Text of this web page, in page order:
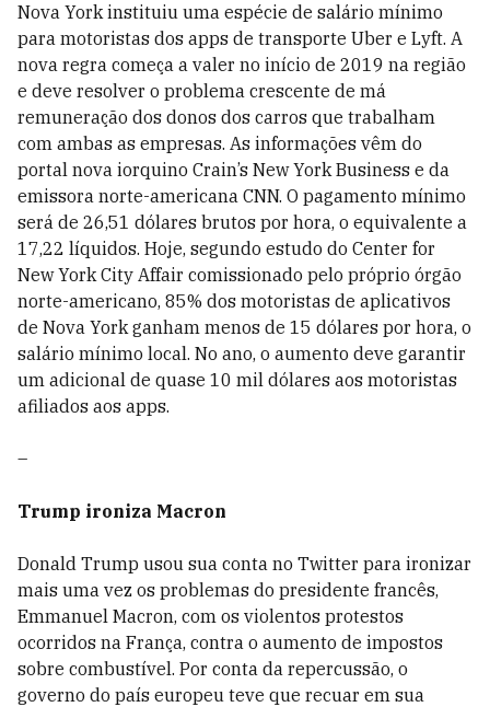
Nova York instituiu uma espécie de salário mínimo
para motoristas dos apps de transporte Uber e Lyft. A
nova regra começa a valer no início de 2019 na região
e deve resolver o problema crescente de má
remuneração dos donos dos carros que trabalham
com ambas as empresas. As informações vêm do
portal nova iorquino Crain’s New York Business e da
emissora norte-americana CNN. O pagamento mínimo
será de 26,51 dólares brutos por hora, o equivalente a
17,22 líquidos. Hoje, segundo estudo do Center for
New York City Affair comissionado pelo próprio órgão
norte-americano, 85% dos motoristas de aplicativos
de Nova York ganham menos de 15 dólares por hora, o
salário mínimo local. No ano, o aumento deve garantir
um adicional de quase 10 mil dólares aos motoristas
afiliados aos apps.
–
Trump ironiza Macron
Donald Trump usou sua conta no Twitter para ironizar
mais uma vez os problemas do presidente francês,
Emmanuel Macron, com os violentos protestos
ocorridos na França, contra o aumento de impostos
sobre combustível. Por conta da repercussão, o
governo do país europeu teve que recuar em sua